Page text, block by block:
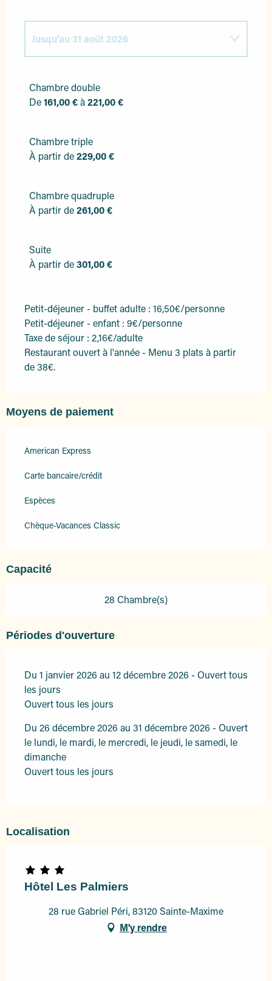
Du 1 mai 2026au3 juillet 2026
Jusqu'au 31 août 2026
Du1 septembre 2026
Du26 octobre 2026
Chambre double
De161,00 €à221,00 €
Chambre triple
À partir de229,00 €
Chambre quadruple
À partir de261,00 €
Suite
À partir de301,00 €
Petit-déjeuner - buffet adulte : 16,50€/personne
Petit-déjeuner - enfant : 9€/personne
Taxe de séjour : 2,16€/adulte
Restaurant ouvert à l'année - Menu 3 plats à partir
de 38€.
Moyens de paiement
American Express
Carte bancaire/crédit
Espèces
Chèque-Vacances Classic
Capacité
28 Chambre(s)
Périodes d'ouverture
Du 1 janvier 2026 au 12 décembre 2026 - Ouvert tous
les jours
Ouvert tous les jours
Du 26 décembre 2026 au 31 décembre 2026 - Ouvert
le lundi, le mardi, le mercredi, le jeudi, le samedi, le
dimanche
Ouvert tous les jours
Localisation
Hôtel Les Palmiers
28 rue Gabriel Péri, 83120 Sainte-Maxime
M'y rendre